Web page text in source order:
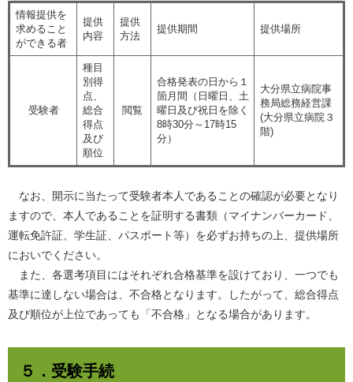
情報提供を
求めること
ができる者
提供
内容
提供
方法
提供期間 提供場所
受験者
種目
別得
点、
総合
得点
及び
順位
閲覧
合格発表の日から１
箇月間（日曜日、土
曜日及び祝日を除く
8時30分～17時15
分）
大分県立病院事
務局総務経営課
(大分県立病院３
階)
なお、開示に当たって受験者本人であることの確認が必要となり
ますので、本人であることを証明する書類（マイナンバーカード、
運転免許証、学生証、パスポート等）を必ずお持ちの上、提供場所
においでください。
また、各選考項目にはそれぞれ合格基準を設けており、一つでも
基準に達しない場合は、不合格となります。したがって、総合得点
及び順位が上位であっても「不合格」となる場合があります。
５．受験手続